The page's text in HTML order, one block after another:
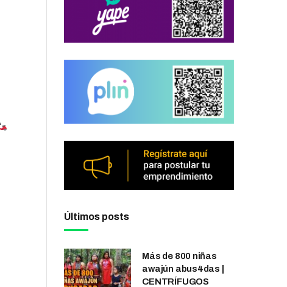
Últimos posts
Más de 800 niñas
awajún abus4das |
CENTRÍFUGOS